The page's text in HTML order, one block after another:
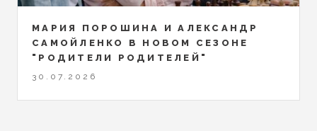
МАРИЯ ПОРОШИНА И АЛЕКСАНДР
САМОЙЛЕНКО В НОВОМ СЕЗОНЕ
"РОДИТЕЛИ РОДИТЕЛЕЙ"
30.07.2026